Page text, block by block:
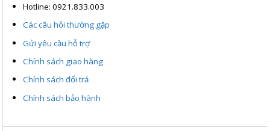
Hotline: 0921.833.003
Các câu hỏi thường gặp
Gửi yêu cầu hỗ trợ
Chính sách giao hàng
Chính sách đổi trả
Chính sách bảo hành